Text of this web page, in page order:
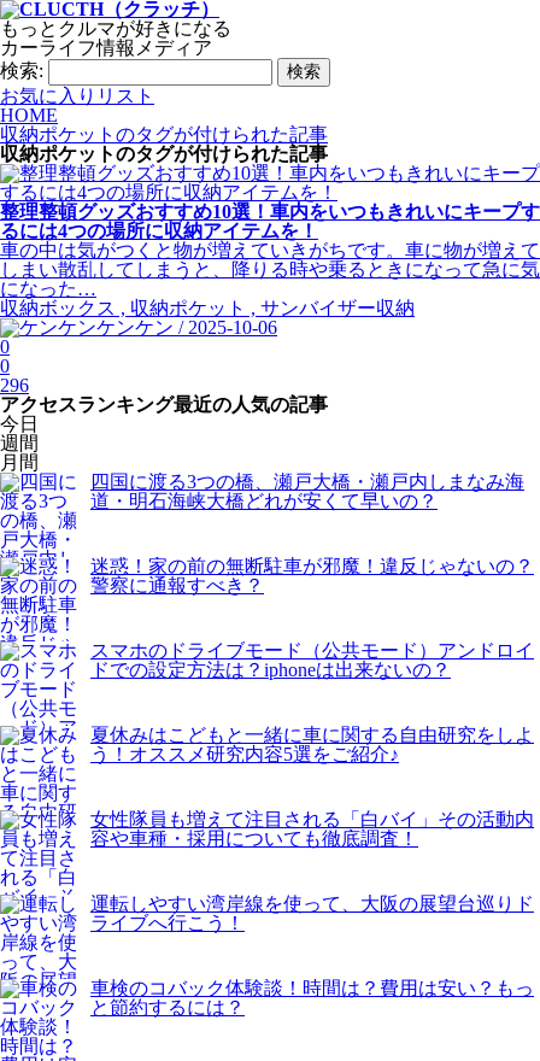
もっとクルマが好きになる
カーライフ情報メディア
検索:
お気に入りリスト
HOME
収納ポケットのタグが付けられた記事
収納ポケットのタグが付けられた記事
整理整頓グッズおすすめ10選！車内をいつもきれいにキープす
るには4つの場所に収納アイテムを！
車の中は気がつくと物が増えていきがちです。車に物が増えて
しまい散乱してしまうと、降りる時や乗るときになって急に気
になった…
収納ボックス , 収納ポケット , サンバイザー収納
ケンケン / 2025-10-06
0
0
296
アクセスランキング最近の人気の記事
今日
週間
月間
四国に渡る3つの橋、瀬戸大橋・瀬戸内しまなみ海
道・明石海峡大橋どれが安くて早いの？
迷惑！家の前の無断駐車が邪魔！違反じゃないの？
警察に通報すべき？
スマホのドライブモード（公共モード）アンドロイ
ドでの設定方法は？iphoneは出来ないの？
夏休みはこどもと一緒に車に関する自由研究をしよ
う！オススメ研究内容5選をご紹介♪
女性隊員も増えて注目される「白バイ」その活動内
容や車種・採用についても徹底調査！
運転しやすい湾岸線を使って、大阪の展望台巡りド
ライブへ行こう！
車検のコバック体験談！時間は？費用は安い？もっ
と節約するには？